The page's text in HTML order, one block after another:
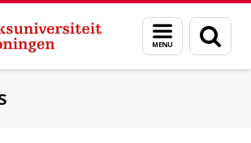
Menu
en
zoeken
Department of Innovation Management &